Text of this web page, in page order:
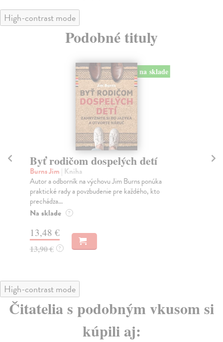
High-contrast mode
Podobné tituly
na sklade
Byť rodičom dospelých detí
Burns Jim | Kniha
Autor a odborník na výchovu Jim Burns ponúka
praktické rady a povzbudenie pre každého, kto
prechádza...
Na sklade ?
13,48 €
13,90 € ?
High-contrast mode
Čitatelia s podobným vkusom si
kúpili aj: